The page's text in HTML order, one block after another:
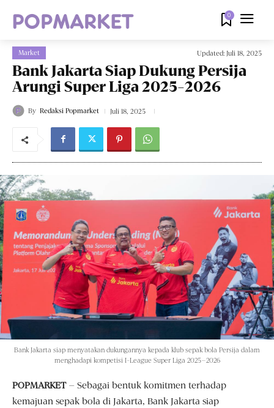
0
Market Updated: Juli 18, 2025
Bank Jakarta Siap Dukung Persija
Arungi Super Liga 2025-2026
By Redaksi Popmarket Juli 18, 2025
Bank Jakarta siap menyatakan dukungannya kepada klub sepak bola Persija dalam
menghadapi kompetisi I-League Super Liga 2025–2026
POPMARKET– Sebagai bentuk komitmen terhadap
kemajuan sepak bola di Jakarta, Bank Jakarta siap